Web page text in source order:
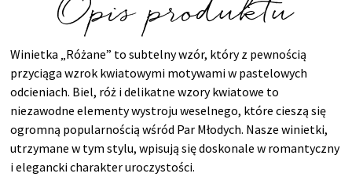
Opis produktu
Winietka „Różane” to subtelny wzór, który z pewnością
przyciąga wzrok kwiatowymi motywami w pastelowych
odcieniach. Biel, róż i delikatne wzory kwiatowe to
niezawodne elementy wystroju weselnego, które cieszą się
ogromną popularnością wśród Par Młodych. Nasze winietki,
utrzymane w tym stylu, wpisują się doskonale w romantyczny
i elegancki charakter uroczystości.